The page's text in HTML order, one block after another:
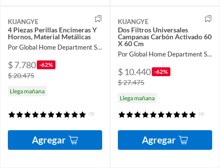
KUANGYE
4 Piezas Perillas Encimeras Y
Hornos, Material Metálicas
Por Global Home Department Store
$ 7.780 -62%
$ 20.475
Llega mañana
(5)
Agregar
KUANGYE
Dos Filtros Universales
Campanas Carbón Activado 60
X 60 Cm
Por Global Home Department Store
$ 10.440 -62%
$ 27.475
Llega mañana
(6)
Agregar